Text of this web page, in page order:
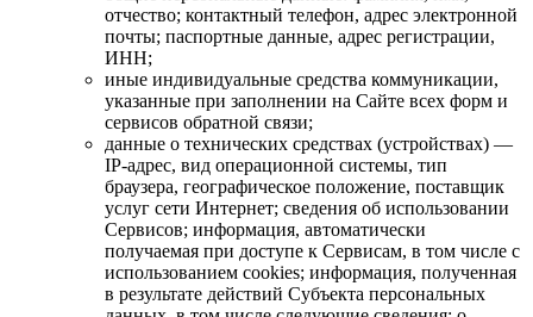
отчество; контактный телефон, адрес электронной
почты; паспортные данные, адрес регистрации,
ИНН;
иные индивидуальные средства коммуникации,
указанные при заполнении на Сайте всех форм и
сервисов обратной связи;
данные о технических средствах (устройствах) —
IP-адрес, вид операционной системы, тип
браузера, географическое положение, поставщик
услуг сети Интернет; сведения об использовании
Сервисов; информация, автоматически
получаемая при доступе к Сервисам, в том числе с
использованием cookies; информация, полученная
в результате действий Субъекта персональных